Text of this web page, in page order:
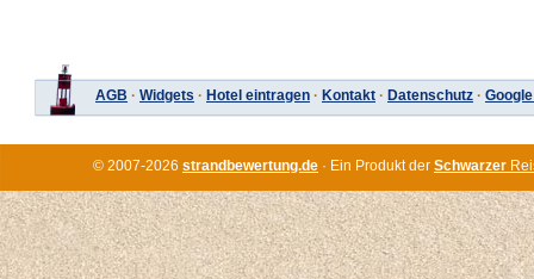
AGB · Widgets · Hotel eintragen · Kontakt · Datenschutz ·
© 2007-2026 strandbewertung.de · Ein Produkt der Schwarzer